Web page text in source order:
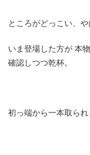
ところがどっこい、や
いま登場した方が 本
確認しつつ乾杯。
初っ端から一本取られ